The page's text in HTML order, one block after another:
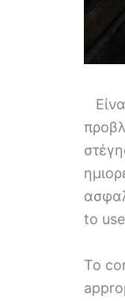
to use
To